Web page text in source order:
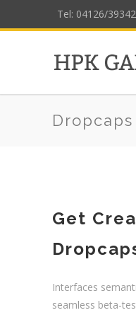
Tel: 04126/
Dropcaps
Get
Interfaces
seamless beta-